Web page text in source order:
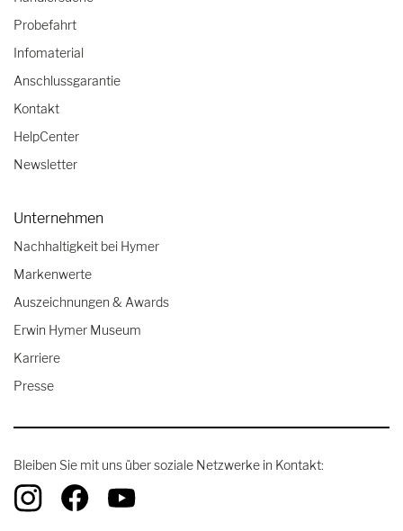
Probefahrt
Infomaterial
Anschlussgarantie
Kontakt
HelpCenter
Newsletter
Unternehmen
Nachhaltigkeit bei Hymer
Markenwerte
Auszeichnungen & Awards
Erwin Hymer Museum
Karriere
Presse
Bleiben Sie mit uns über soziale Netzwerke in Kontakt: